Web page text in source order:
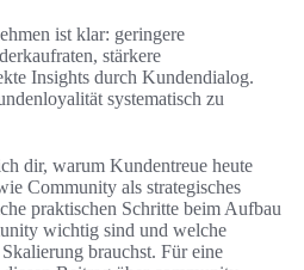
ist klar: geringere
stärkere
Insights durch Kundendialog.
systematisch zu
dir, warum Kundentreue heute
Community als strategisches
praktischen Schritte beim Aufbau
wichtig sind und welche
brauchst. Für eine